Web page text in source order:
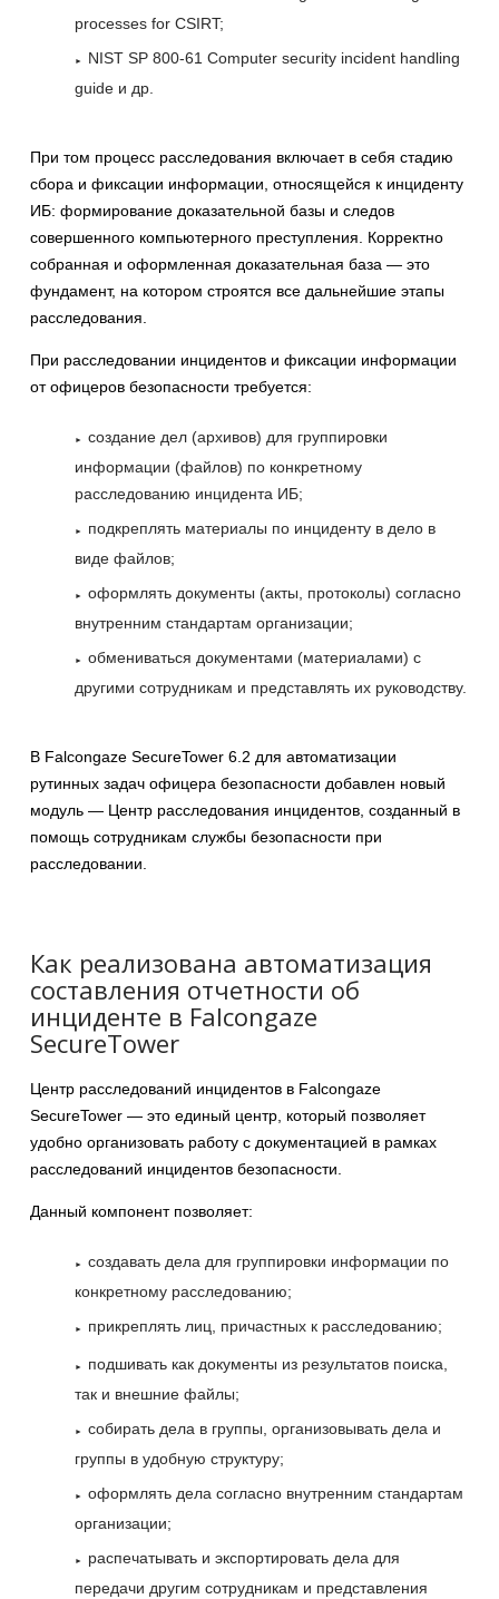
processes for CSIRT;
NIST SP 800-61 Computer security incident handling
guide и др.
При том процесс расследования включает в себя стадию
сбора и фиксации информации, относящейся к инциденту
ИБ: формирование доказательной базы и следов
совершенного компьютерного преступления. Корректно
собранная и оформленная доказательная база — это
фундамент, на котором строятся все дальнейшие этапы
расследования.
При расследовании инцидентов и фиксации информации
от офицеров безопасности требуется:
создание дел (архивов) для группировки
информации (файлов) по конкретному
расследованию инцидента ИБ;
подкреплять материалы по инциденту в дело в
виде файлов;
оформлять документы (акты, протоколы) согласно
внутренним стандартам организации;
обмениваться документами (материалами) с
другими сотрудникам и представлять их руководству.
В Falcongaze SecureTower 6.2 для автоматизации
рутинных задач офицера безопасности добавлен новый
модуль — Центр расследования инцидентов, созданный в
помощь сотрудникам службы безопасности при
расследовании.
Как реализована автоматизация
составления отчетности об
инциденте в Falcongaze
SecureTower
Центр расследований инцидентов в Falcongaze
SecureTower — это единый центр, который позволяет
удобно организовать работу с документацией в рамках
расследований инцидентов безопасности.
Данный компонент позволяет:
создавать дела для группировки информации по
конкретному расследованию;
прикреплять лиц, причастных к расследованию;
подшивать как документы из результатов поиска,
так и внешние файлы;
собирать дела в группы, организовывать дела и
группы в удобную структуру;
оформлять дела согласно внутренним стандартам
организации;
распечатывать и экспортировать дела для
передачи другим сотрудникам и представления